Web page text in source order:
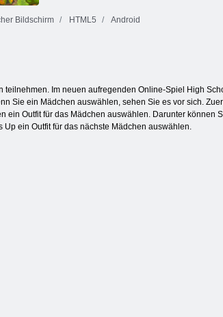
Bildschirm HTML5 Android
Im neuen aufregenden Online-Spiel High
Sie ein Mädchen auswählen, sehen Sie es vor sich.
Outfit für das Mädchen auswählen. Darunter können
ein Outfit für das nächste Mädchen auswählen.